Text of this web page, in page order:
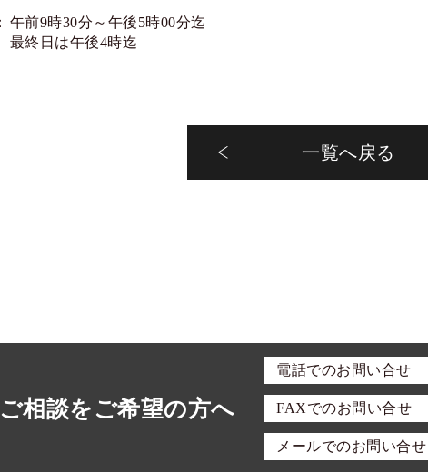
午前9時30分～午後5時00分迄
最終日は午後4時迄
一覧へ戻る
相談をご希望の方へ
電話でのお問い合せ
FAXでのお問い合せ
メールでのお問い合せ